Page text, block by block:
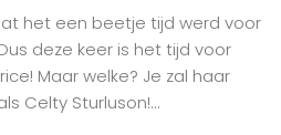
het een beetje tijd werd voor
deze keer is het tijd voor
Maar welke? Je zal haar
Celty Sturluson!...